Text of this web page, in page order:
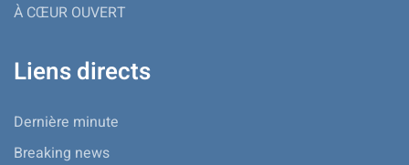
À CŒUR OUVERT
Liens directs
Dernière minute
Breaking news